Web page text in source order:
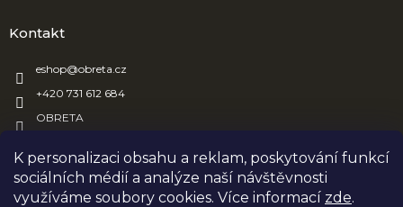
K personalizaci obsahu a reklam, poskytování funkcí
sociálních médií a analýze naší návštěvnosti
využíváme soubory cookies. Více informací zde.
Kontakt
eshop@obreta.cz
+420 731 612 684
OBRETA